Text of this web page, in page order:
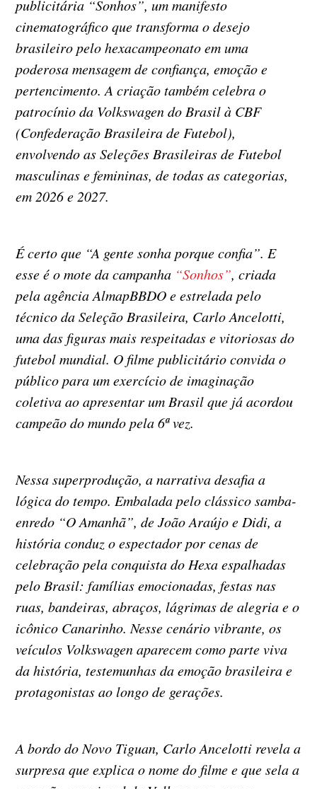
publicitária “Sonhos”, um manifesto
cinematográfico que transforma o desejo
brasileiro pelo hexacampeonato em uma
poderosa mensagem de confiança, emoção e
pertencimento. A criação também celebra o
patrocínio da Volkswagen do Brasil à CBF
(Confederação Brasileira de Futebol),
envolvendo as Seleções Brasileiras de Futebol
masculinas e femininas, de todas as categorias,
em 2026 e 2027.
É certo que “A gente sonha porque confia”. E
esse é o mote da campanha “Sonhos”, criada
pela agência AlmapBBDO e estrelada pelo
técnico da Seleção Brasileira, Carlo Ancelotti,
uma das figuras mais respeitadas e vitoriosas do
futebol mundial. O filme publicitário convida o
público para um exercício de imaginação
coletiva ao apresentar um Brasil que já acordou
campeão do mundo pela 6ª vez.
Nessa superprodução, a narrativa desafia a
lógica do tempo. Embalada pelo clássico samba-
enredo “O Amanhã”, de João Araújo e Didi, a
história conduz o espectador por cenas de
celebração pela conquista do Hexa espalhadas
pelo Brasil: famílias emocionadas, festas nas
ruas, bandeiras, abraços, lágrimas de alegria e o
icônico Canarinho. Nesse cenário vibrante, os
veículos Volkswagen aparecem como parte viva
da história, testemunhas da emoção brasileira e
protagonistas ao longo de gerações.
A bordo do Novo Tiguan, Carlo Ancelotti revela a
surpresa que explica o nome do filme e que sela a